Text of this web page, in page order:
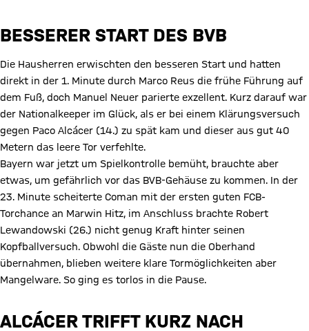
BESSERER START DES BVB
Die Hausherren erwischten den besseren Start und hatten
direkt in der 1. Minute durch Marco Reus die frühe Führung auf
dem Fuß, doch Manuel Neuer parierte exzellent. Kurz darauf war
der Nationalkeeper im Glück, als er bei einem Klärungsversuch
gegen Paco Alcácer (14.) zu spät kam und dieser aus gut 40
Metern das leere Tor verfehlte.
Bayern war jetzt um Spielkontrolle bemüht, brauchte aber
etwas, um gefährlich vor das BVB-Gehäuse zu kommen. In der
23. Minute scheiterte Coman mit der ersten guten FCB-
Torchance an Marwin Hitz, im Anschluss brachte Robert
Lewandowski (26.) nicht genug Kraft hinter seinen
Kopfballversuch. Obwohl die Gäste nun die Oberhand
übernahmen, blieben weitere klare Tormöglichkeiten aber
Mangelware. So ging es torlos in die Pause.
ALCÁCER TRIFFT KURZ NACH